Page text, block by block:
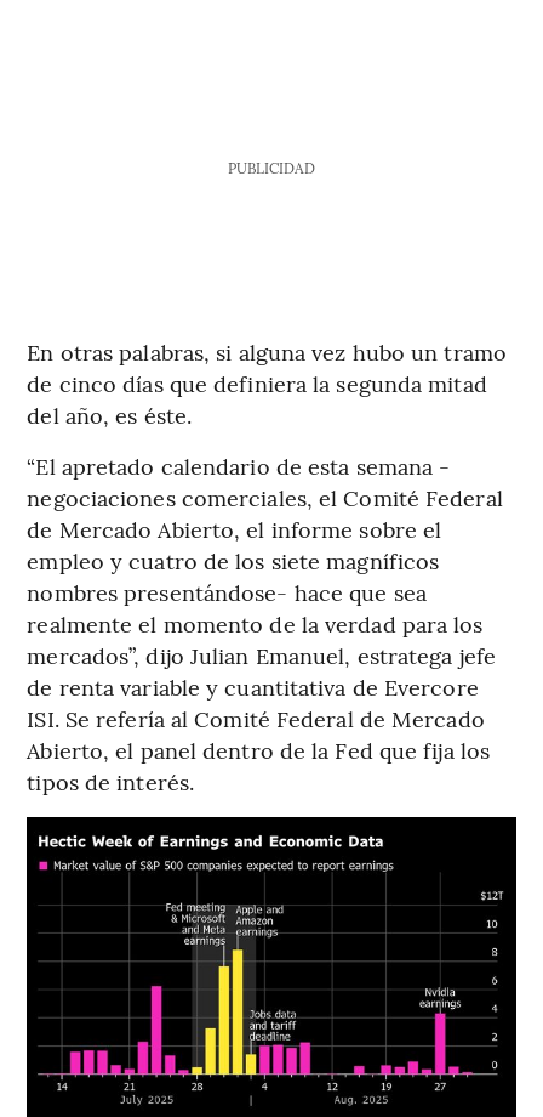
PUBLICIDAD
En otras palabras, si alguna vez hubo un tramo
de cinco días que definiera la segunda mitad
del año, es éste.
“El apretado calendario de esta semana -
negociaciones comerciales, el Comité Federal
de Mercado Abierto, el informe sobre el
empleo y cuatro de los siete magníficos
nombres presentándose- hace que sea
realmente el momento de la verdad para los
mercados”, dijo Julian Emanuel, estratega jefe
de renta variable y cuantitativa de Evercore
ISI. Se refería al Comité Federal de Mercado
Abierto, el panel dentro de la Fed que fija los
tipos de interés.